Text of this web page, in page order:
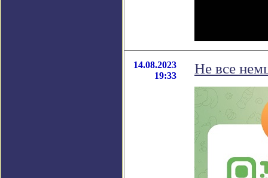
14.08.2023
19:33
Не все